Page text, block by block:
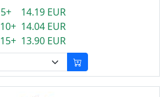
5+ 14.19 EUR
10+ 14.04 EUR
15+ 13.90 EUR